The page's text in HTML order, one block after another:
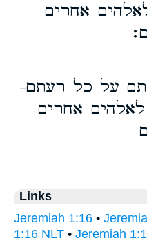
אחרים
על כל רעתם-
אחרים
Links
Jeremiah 1:16 •
1:16 NLT • Jeremiah